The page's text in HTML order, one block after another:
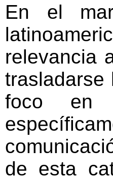
En el
relevancia
trasladarse
foco en
de esta